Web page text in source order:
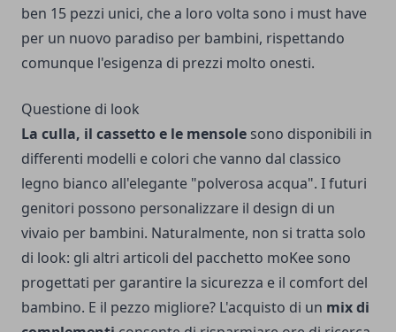
ben 15 pezzi unici, che a loro volta sono i must have
per un nuovo paradiso per bambini, rispettando
comunque l'esigenza di prezzi molto onesti.
Questione di look
La culla, il cassetto e le mensole sono disponibili in
differenti modelli e colori che vanno dal classico
legno bianco all'elegante "polverosa acqua". I futuri
genitori possono personalizzare il design di un
vivaio per bambini. Naturalmente, non si tratta solo
di look: gli altri articoli del pacchetto moKee sono
progettati per garantire la sicurezza e il comfort del
bambino. E il pezzo migliore? L'acquisto di un mix di